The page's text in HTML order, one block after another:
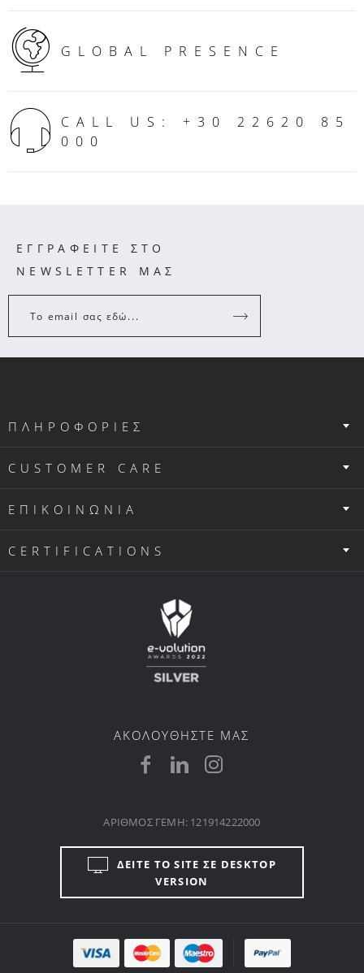
GLOBAL PRESENCE
CALL US: +30 22620 85
000
ΕΓΓΡΑΦΕΙΤΕ ΣΤΟ
NEWSLETTER ΜΑΣ
Το email σας εδώ...
ΠΛΗΡΟΦΟΡΙΕΣ
CUSTOMER CARE
ΕΠΙΚΟΙΝΩΝΙΑ
CERTIFICATIONS
ΑΚΟΛΟΥΘΗΣΤΕ ΜΑΣ
ΔΕΙΤΕ ΤΟ SITE ΣΕ DESKTOP
VERSION
ΑΡΙΘΜΟΣ ΓΕΜΗ: 121914222000